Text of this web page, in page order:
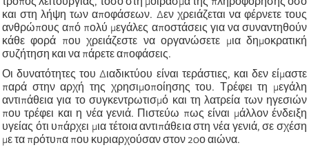
και στη λήψη των αποφάσεων. Δεν χρειάζεται να φέρνετε τους
ανθρώπους από πολύ μεγάλες αποστάσεις για να συναντηθούν
κάθε φορά που χρειάζεστε να οργανώσετε μια δημοκρατική
συζήτηση και να πάρετε αποφάσεις.
Οι δυνατότητες του Διαδικτύου είναι τεράστιες, και δεν είμαστε
παρά στην αρχή της χρησιμοποίησης του. Τρέφει τη μεγάλη
αντιπάθεια για το συγκεντρωτισμό και τη λατρεία των ηγεσιών
που τρέφει και η νέα γενιά. Πιστεύω πως είναι μάλλον ένδειξη
υγείας ότι υπάρχει μια τέτοια αντιπάθεια στη νέα γενιά, σε σχέση
με τα πρότυπα που κυριαρχούσαν στον 20ο αιώνα.